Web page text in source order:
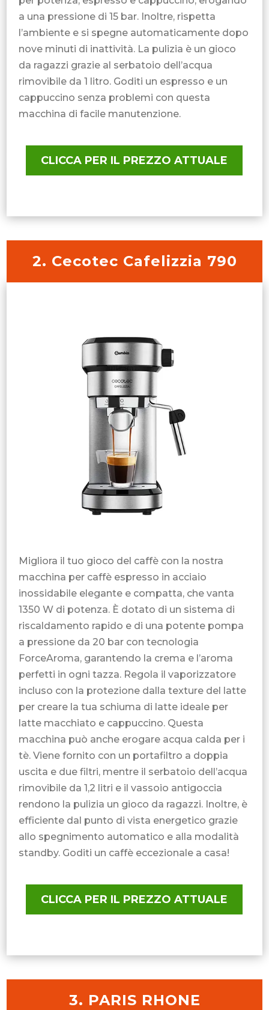
a una pressione di 15 bar. Inoltre, rispetta
l’ambiente e si spegne automaticamente dopo
nove minuti di inattività. La pulizia è un gioco
da ragazzi grazie al serbatoio dell’acqua
rimovibile da 1 litro. Goditi un espresso e un
cappuccino senza problemi con questa
macchina di facile manutenzione.
CLICCA PER IL PREZZO ATTUALE
2. Cecotec Cafelizzia 790
Migliora il tuo gioco del caffè con la nostra
macchina per caffè espresso in acciaio
inossidabile elegante e compatta, che vanta
1350 W di potenza. È dotato di un sistema di
riscaldamento rapido e di una potente pompa
a pressione da 20 bar con tecnologia
ForceAroma, garantendo la crema e l’aroma
perfetti in ogni tazza. Regola il vaporizzatore
incluso con la protezione dalla texture del latte
per creare la tua schiuma di latte ideale per
latte macchiato e cappuccino. Questa
macchina può anche erogare acqua calda per i
tè. Viene fornito con un portafiltro a doppia
uscita e due filtri, mentre il serbatoio dell’acqua
rimovibile da 1,2 litri e il vassoio antigoccia
rendono la pulizia un gioco da ragazzi. Inoltre, è
efficiente dal punto di vista energetico grazie
allo spegnimento automatico e alla modalità
standby. Goditi un caffè eccezionale a casa!
CLICCA PER IL PREZZO ATTUALE
3. PARIS RHONE